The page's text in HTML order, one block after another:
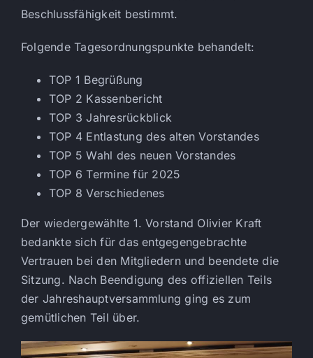
Beschlussfähigkeit bestimmt.
Folgende Tagesordnungspunkte behandelt:
TOP 1 Begrüßung
TOP 2 Kassenbericht
TOP 3 Jahresrückblick
TOP 4 Entlastung des alten Vorstandes
TOP 5 Wahl des neuen Vorstandes
TOP 6 Termine für 2025
TOP 8 Verschiedenes
Der wiedergewählte 1. Vorstand Olivier Kraft
bedankte sich für das entgegengebrachte
Vertrauen bei den Mitgliedern und beendete die
Sitzung. Nach Beendigung des offiziellen Teils
der Jahreshauptversammlung ging es zum
gemütlichen Teil über.